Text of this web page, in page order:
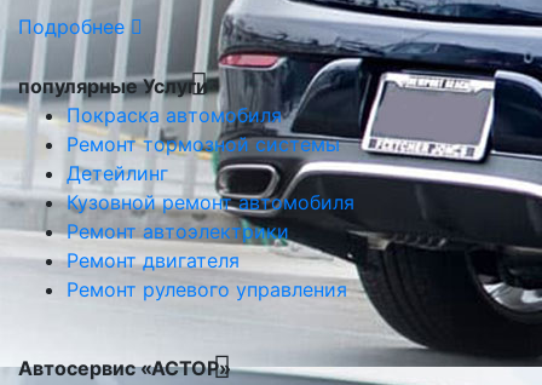
Подробнее
популярные Услуги
Покраска автомобиля
Ремонт тормозной системы
Детейлинг
Кузовной ремонт автомобиля
Ремонт автоэлектрики
Ремонт двигателя
Ремонт рулевого управления
Автосервис «АСТОР»